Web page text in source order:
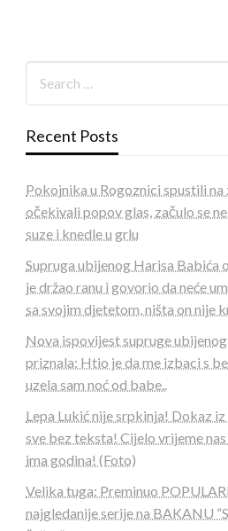
Recent Posts
Pokojnika u Rogoznici spustili na
očekivali popov glas, začulo se
suze i knedle u grlu
Supruga ubijenog Harisa Babića
je držao ranu i govorio da neće
sa svojim djetetom, ništa on nije
Nova ispovijest supruge
priznala: Htio je da me izbaci s
uzela sam noć od babe..
Lepa Lukić nije srpkinja! Dokaz
sve bez teksta! Cijelo vrijeme
ima godina! (Foto)
Velika tuga: Preminuo
najgledanije serije na BAKANU